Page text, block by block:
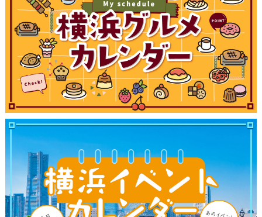
観光ガイド
ランキング
ブログ記事
サイトについて